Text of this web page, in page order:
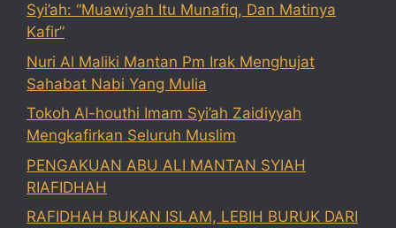
Syi’ah: “Muawiyah Itu Munafiq, Dan Matinya
Kafir”
Nuri Al Maliki Mantan Pm Irak Menghujat
Sahabat Nabi Yang Mulia
Tokoh Al-houthi Imam Syi’ah Zaidiyyah
Mengkafirkan Seluruh Muslim
PENGAKUAN ABU ALI MANTAN SYIAH
RIAFIDHAH
RAFIDHAH BUKAN ISLAM, LEBIH BURUK DARI